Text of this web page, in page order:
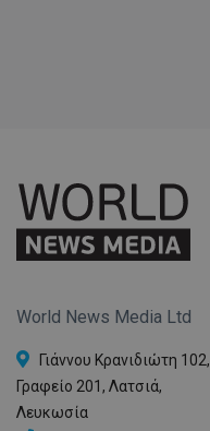
World News Media Ltd
Γιάννου Κρανιδιώτη 102,
Γραφείο 201, Λατσιά,
Λευκωσία